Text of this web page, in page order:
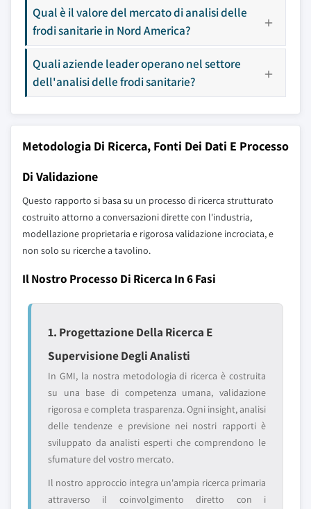
Qual è il valore del mercato di analisi delle
frodi sanitarie in Nord America?
Quali aziende leader operano nel settore
dell'analisi delle frodi sanitarie?
Metodologia Di Ricerca, Fonti Dei Dati E Processo
Di Validazione
Questo rapporto si basa su un processo di ricerca strutturato
costruito attorno a conversazioni dirette con l'industria,
modellazione proprietaria e rigorosa validazione incrociata, e
non solo su ricerche a tavolino.
Il Nostro Processo Di Ricerca In 6 Fasi
1. Progettazione Della Ricerca E
Supervisione Degli Analisti
In GMI, la nostra metodologia di ricerca è costruita
su una base di competenza umana, validazione
rigorosa e completa trasparenza. Ogni insight, analisi
delle tendenze e previsione nei nostri rapporti è
sviluppato da analisti esperti che comprendono le
sfumature del vostro mercato.
Il nostro approccio integra un'ampia ricerca primaria
attraverso il coinvolgimento diretto con i